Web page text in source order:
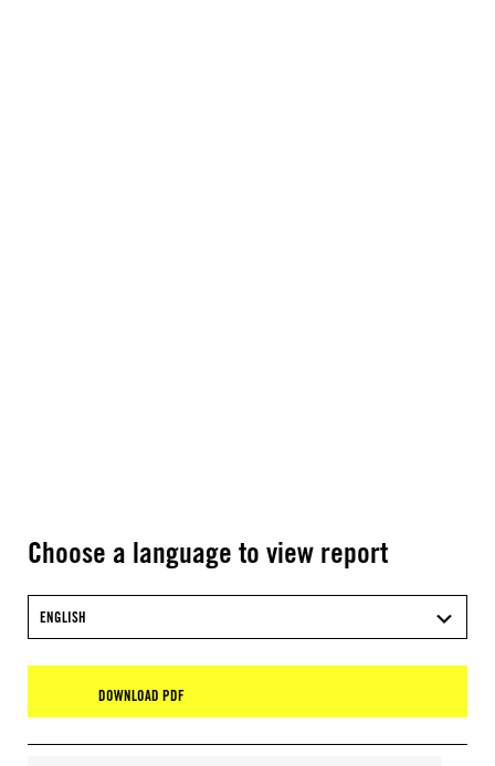
Choose a language to view report
ENGLISH
DOWNLOAD PDF